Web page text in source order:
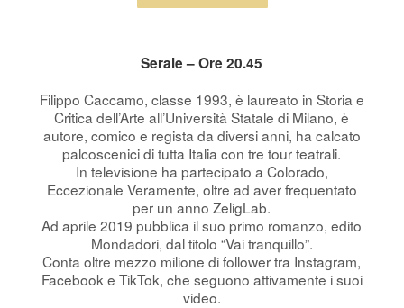
Serale – Ore 20.45
Filippo Caccamo, classe 1993, è laureato in Storia e
Critica dell’Arte all’Università Statale di Milano, è
autore, comico e regista da diversi anni, ha calcato
palcoscenici di tutta Italia con tre tour teatrali.
In televisione ha partecipato a Colorado,
Eccezionale Veramente, oltre ad aver frequentato
per un anno ZeligLab.
Ad aprile 2019 pubblica il suo primo romanzo, edito
Mondadori, dal titolo “Vai tranquillo”.
Conta oltre mezzo milione di follower tra Instagram,
Facebook e TikTok, che seguono attivamente i suoi
video.